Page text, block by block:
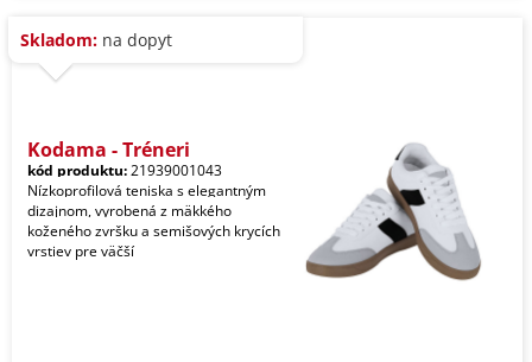
Skladom: na dopyt
Kodama - Tréneri
kód produktu:21939001043
Nízkoprofilová teniska s elegantným
dizajnom, vyrobená z mäkkého
koženého zvršku a semišových krycích
vrstiev pre väčší